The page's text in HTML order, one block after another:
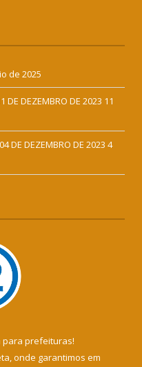
de 2025
DE DEZEMBRO DE 2023 11
DE DEZEMBRO DE 2023 4
para prefeituras!
onde garantimos em